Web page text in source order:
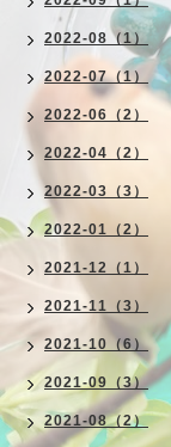
2022-08（1）
2022-07（1）
2022-06（2）
2022-04（2）
2022-03（3）
2022-01（2）
2021-12（1）
2021-11（3）
2021-10（6）
2021-09（3）
2021-08（2）